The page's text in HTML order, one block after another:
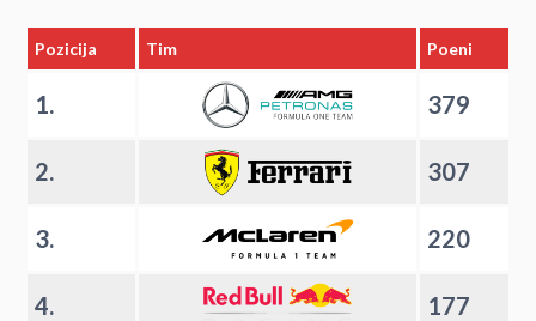
Pozicija Tim Poeni
1. 379
2. 307
3. 220
4. 177